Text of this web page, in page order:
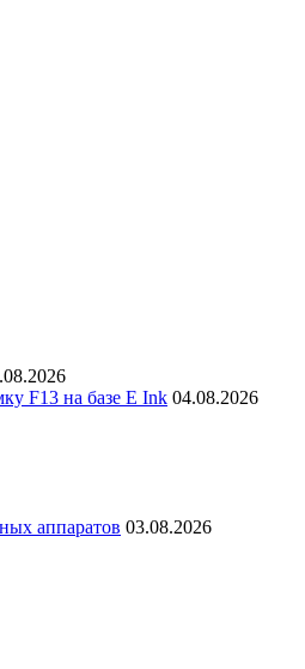
F13 на базе E Ink 04.08.2026
аппаратов 03.08.2026